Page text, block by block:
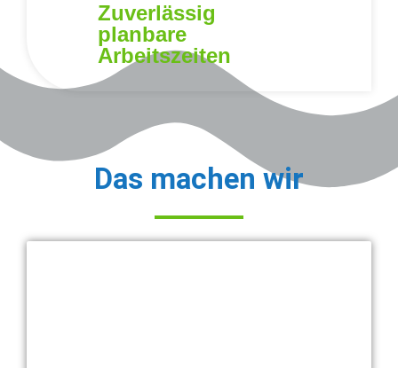
Zuverlässig
planbare
Arbeitszeiten
Das machen wir